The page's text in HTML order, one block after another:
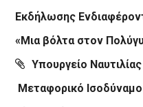
Εκδήλωσης
«Μια βόλτα στον
Υπουργείο
Μεταφορικό